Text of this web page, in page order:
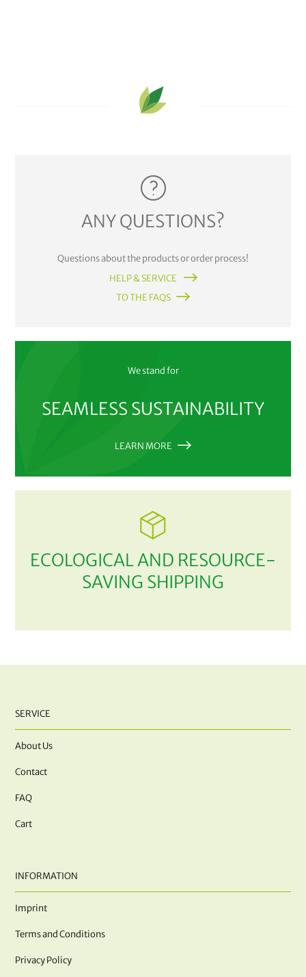
ANY QUESTIONS?
Questions about the products or order process!
HELP & SERVICE
TO THE FAQS
We stand for
SEAMLESS SUSTAINABILITY
LEARN MORE
ECOLOGICAL AND RESOURCE-
SAVING SHIPPING
SERVICE
About Us
Contact
FAQ
Cart
INFORMATION
Imprint
Terms and Conditions
Privacy Policy